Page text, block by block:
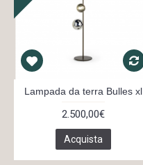
Lampada da terra Bulles xl
2.500,00€
Acquista